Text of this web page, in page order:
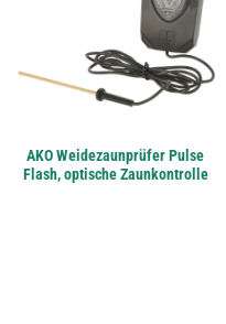
AKO Weidezaunprüfer Pulse
Flash, optische Zaunkontrolle